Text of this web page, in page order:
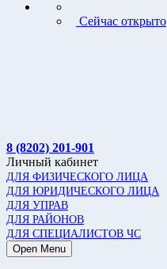
Сейчас открыто
8 (8202) 201-901
Личный кабинет
ДЛЯ ФИЗИЧЕСКОГО ЛИЦА
ДЛЯ ЮРИДИЧЕСКОГО ЛИЦА
ДЛЯ УПРАВ
ДЛЯ РАЙОНОВ
ДЛЯ СПЕЦИАЛИСТОВ ЧС
Open Menu